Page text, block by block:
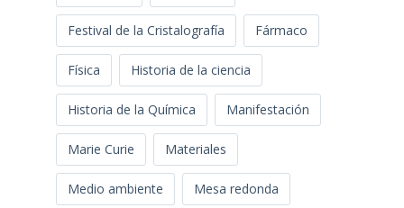
Festival de la Cristalografía Fármaco
Física Historia de la ciencia
Historia de la Química Manifestación
Marie Curie Materiales
Medio ambiente Mesa redonda